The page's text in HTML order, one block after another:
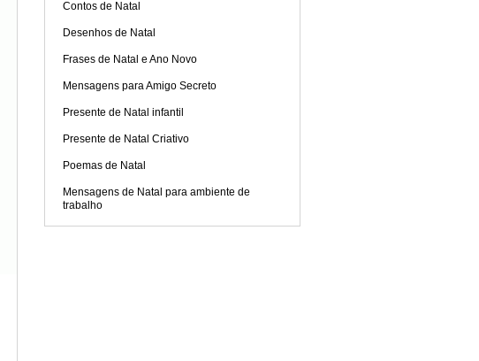
Contos de Natal
Desenhos de Natal
Frases de Natal e Ano Novo
Mensagens para Amigo Secreto
Presente de Natal infantil
Presente de Natal Criativo
Poemas de Natal
Mensagens de Natal para ambiente de
trabalho